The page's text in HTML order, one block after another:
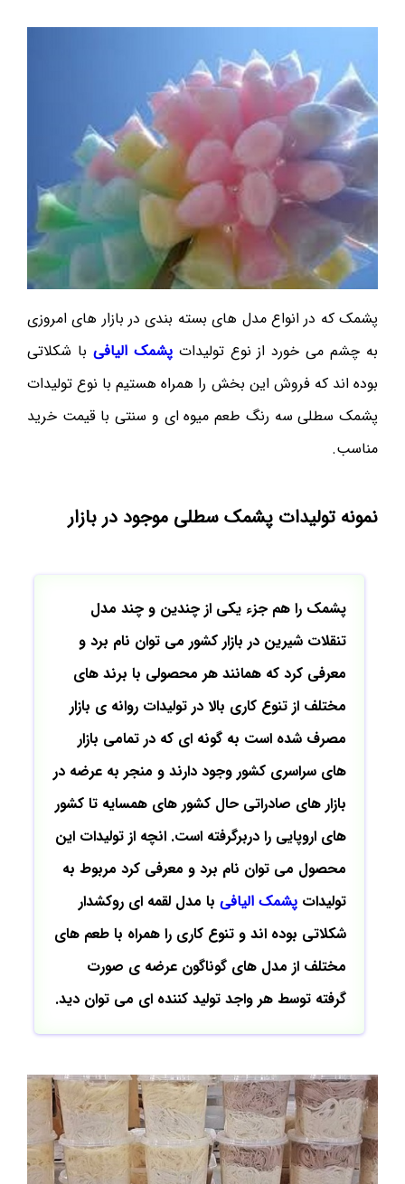
پشمک که در انواع مدل های بسته بندی در بازار های امروزی
به چشم می خورد از نوع تولیداتپشمک الیافی با شکلاتی
بوده اند که فروش این بخش را همراه هستیم با نوع تولیدات
پشمک سطلی سه رنگ طعم میوه ای و سنتی با قیمت خرید
مناسب.
نمونه تولیدات پشمک سطلی موجود در بازار
پشمک را هم جزء یکی از چندین و چند مدل
تنقلات شیرین در بازار کشور می توان نام برد و
معرفی کرد که همانند هر محصولی با برند های
مختلف از تنوع کاری بالا در تولیدات روانه ی بازار
مصرف شده است به گونه ای که در تمامی بازار
های سراسری کشور وجود دارند و منجر به عرضه در
بازار های صادراتی حال کشور های همسایه تا کشور
های اروپایی را دربرگرفته است. انچه از تولیدات این
محصول می توان نام برد و معرفی کرد مربوط به
تولیدات پشمک الیافی با مدل لقمه ای روکشدار
شکلاتی بوده اند و تنوع کاری را همراه با طعم های
مختلف از مدل های گوناگون عرضه ی صورت
گرفته توسط هر واجد تولید کننده ای می توان دید.